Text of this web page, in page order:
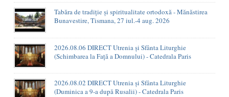
Tabăra de tradiție și spiritualitate ortodoxă - Mănăstirea
Bunavestire, Tismana, 27 iul.-4 aug. 2026
2026.08.06 DIRECT Utrenia și Sfânta Liturghie
(Schimbarea la Față a Domnului) - Catedrala Paris
2026.08.02 DIRECT Utrenia și Sfânta Liturghie
(Duminica a 9-a după Rusalii) - Catedrala Paris